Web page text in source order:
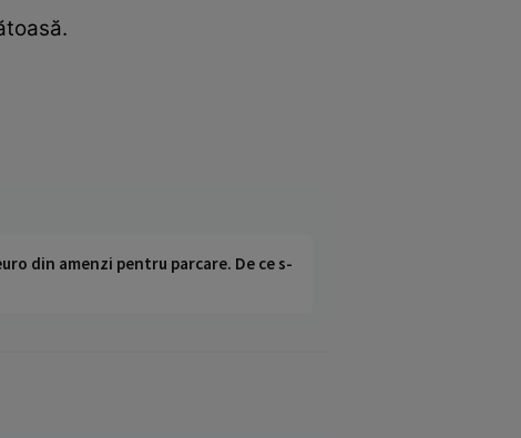
din amenzi pentru parcare. De ce s-